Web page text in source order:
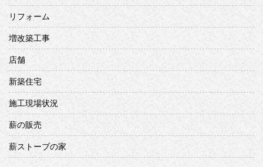
リフォーム
増改築工事
店舗
新築住宅
施工現場状況
薪の販売
薪ストーブの家